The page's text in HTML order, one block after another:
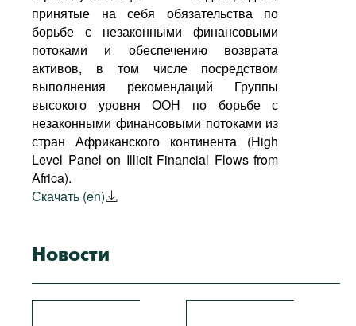
принятые на себя обязательства по
борьбе с незаконными финансовыми
потоками и обеспечению возврата
активов, в том числе посредством
выполнения рекомендаций Группы
высокого уровня ООН по борьбе с
незаконными финансовыми потоками из
стран Африканского континента (High
Level Panel on Illicit Financial Flows from
Africa).
Скачать (en)
Новости